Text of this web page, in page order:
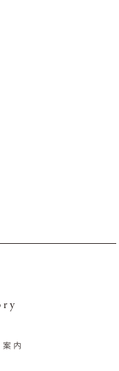
内